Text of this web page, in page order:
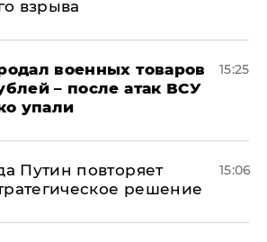
взрыва
военных товаров
– после атак ВСУ
упали
15:25
Путин повторяет
решение
15:06